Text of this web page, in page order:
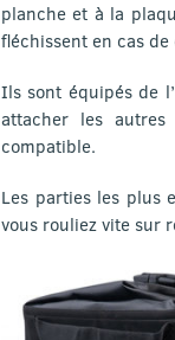
planche et à la
fléchissent en cas
Ils sont équipés de
attacher les
compatible.
Les parties les plus
vous rouliez vite sur